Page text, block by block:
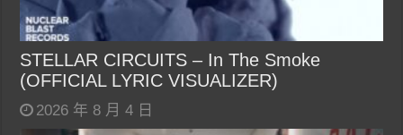
STELLAR CIRCUITS – In The Smoke
(OFFICIAL LYRIC VISUALIZER)
2026 年 8 月 4 日